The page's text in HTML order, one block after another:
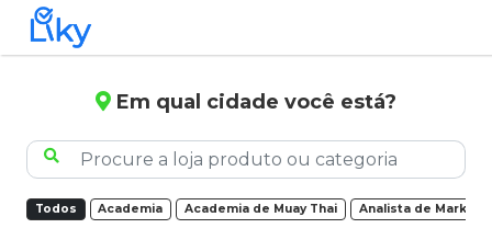
Em qual cidade você está?
Todos Academia Academia de Muay Thai Analista de